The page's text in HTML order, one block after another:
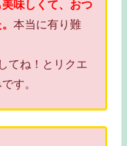
美味しくて、おつ
。本当に有り難
てね！とリクエ
す。